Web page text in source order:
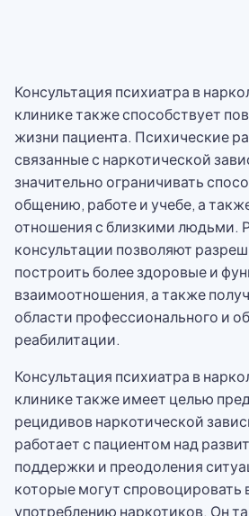
Консультация психиатра в
клинике также способствует
жизни пациента. Психические
связанные с наркотической
значительно ограничивать
общению, работе и учебе, а
отношения с близкими людьми.
консультации позволяют
построить более здоровые и
взаимоотношения, а также
области профессионального и
реабилитации.
Консультация психиатра в
клинике также имеет целью
рецидивов наркотической
работает с пациентом над
поддержки и преодоления
которые могут спровоцировать
употреблению наркотиков. Он